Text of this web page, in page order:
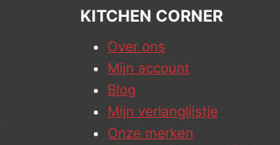
KITCHEN CORNER
Over ons
Mijn account
Blog
Mijn verlanglijstje
Onze merken